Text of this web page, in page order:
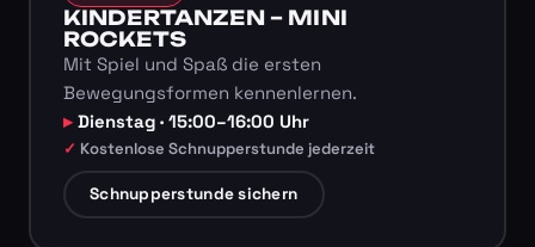
KINDERTANZEN – MINI
ROCKETS
Mit Spiel und Spaß die ersten
Bewegungsformen kennenlernen.
Dienstag · 15:00–16:00 Uhr
Kostenlose Schnupperstunde jederzeit
Schnupperstunde sichern